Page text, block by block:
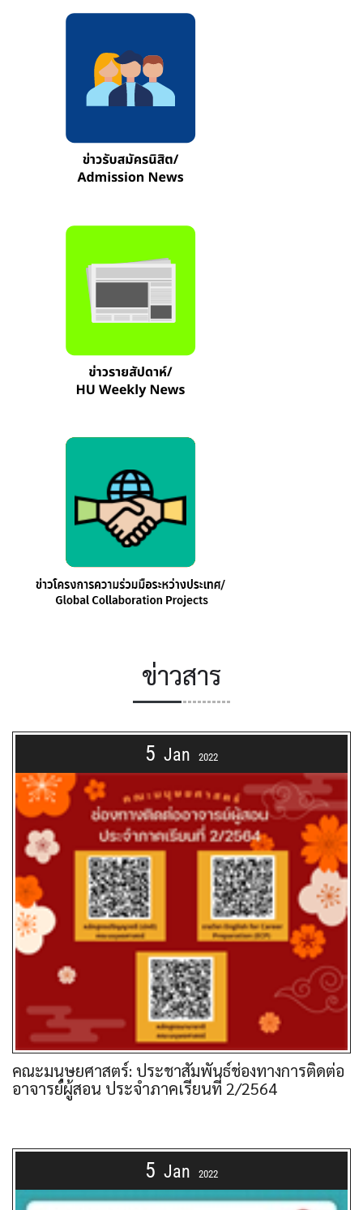
ข่าวสาร
5 Jan 2022
คณะมนุษยศาสตร์: ประชาสัมพันธ์ช่องทางการติดต่อ
อาจารย์ผู้สอน ประจำภาคเรียนที่ 2/2564
5 Jan 2022